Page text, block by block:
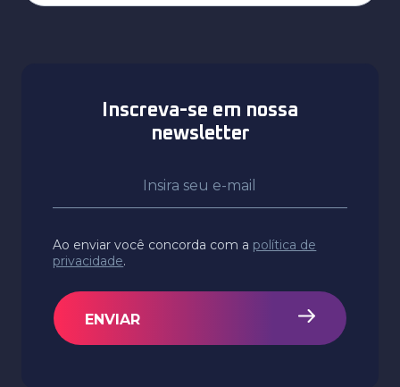
Inscreva-se em nossa
newsletter
Ao enviar você concorda com a política de
privacidade.
ENVIAR